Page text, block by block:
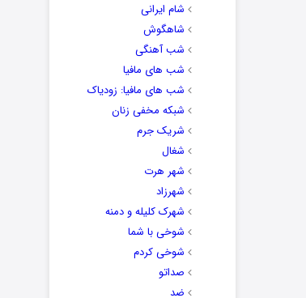
شام ایرانی
شاهگوش
شب آهنگی
شب های مافیا
شب های مافیا: زودیاک
شبکه مخفی زنان
شریک جرم
شغال
شهر هرت
شهرزاد
شهرک کلیله و دمنه
شوخی با شما
شوخی کردم
صداتو
ضد